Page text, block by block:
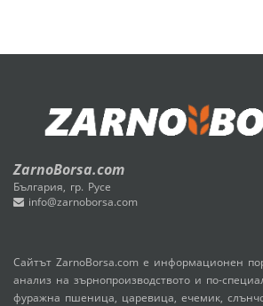
ZarnoBorsa.com
България, гр. Русе
info@zarnoborsa.com
Сайтът ZarnoBorsa.com е информационен
анализ на зърнопроизводството и по-
фуражна пшеница, царевица, ечемик,